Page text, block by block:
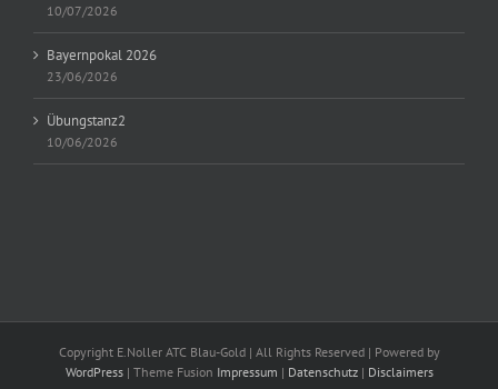
10/07/2026
Bayernpokal 2026
23/06/2026
Übungstanz2
10/06/2026
Copyright E.Noller ATC Blau-Gold | All Rights Reserved | Powered by
WordPress| Theme Fusion Impressum | Datenschutz| Disclaimers